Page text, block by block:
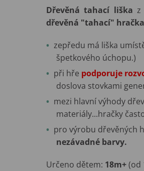
Dřevěná tahací liška z
dřevěná "tahací" hračka
zepředu má liška
špetkového úchopu.)
při hře podporuje
doslova stovkami
mezi hlavní výhody
materiály...hračky
pro výrobu dřevěných
nezávadné barvy.
Určeno dětem: 18m+(od